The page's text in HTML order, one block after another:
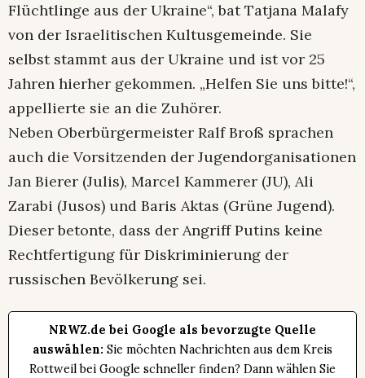
Flüchtlinge aus der Ukraine“, bat Tatjana Malafy
von der Israelitischen Kultusgemeinde. Sie
selbst stammt aus der Ukraine und ist vor 25
Jahren hierher gekommen. „Helfen Sie uns bitte!“,
appellierte sie an die Zuhörer.
Neben Oberbürgermeister Ralf Broß sprachen
auch die Vorsitzenden der Jugendorganisationen
Jan Bierer (Julis), Marcel Kammerer (JU), Ali
Zarabi (Jusos) und Baris Aktas (Grüne Jugend).
Dieser betonte, dass der Angriff Putins keine
Rechtfertigung für Diskriminierung der
russischen Bevölkerung sei.
NRWZ.de bei Google als bevorzugte Quelle
auswählen: Sie möchten Nachrichten aus dem Kreis
Rottweil bei Google schneller finden? Dann wählen Sie